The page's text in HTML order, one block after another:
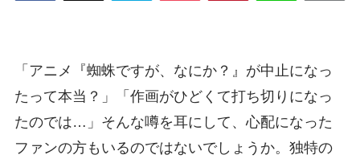
「アニメ『蜘蛛ですが、なにか？』が中止になっ
たって本当？」「作画がひどくて打ち切りになっ
たのでは…」そんな噂を耳にして、心配になった
ファンの方もいるのではないでしょうか。独特の